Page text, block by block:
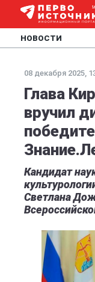
НОВОСТИ
08 декабря 2025,
Глава
вручил
Кандидат
Светлана